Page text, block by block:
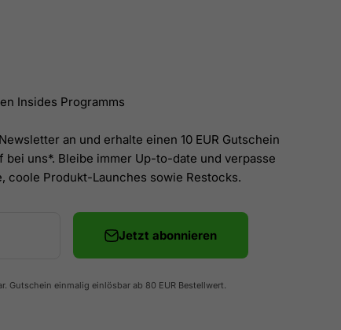
Insides Programms
an und erhalte einen 10 EUR Gutschein
bei uns*. Bleibe immer Up-to-date und verpasse
coole Produkt-Launches sowie Restocks.
Jetzt abonnieren
Gutschein einmalig einlösbar ab 80 EUR Bestellwert.